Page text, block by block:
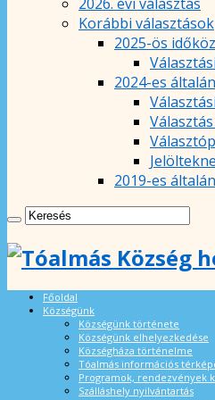
Korábbi választások
2025-ös
2024-es
2019-es
Főoldal
Községünk
Községünk története
Községünk elhelyezkedése
Községháza történelme
Tóalmás információs
Programok, rendezvények
Szálláshely nyilvántartás